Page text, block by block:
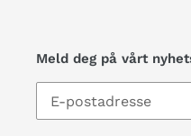
Meld deg på vårt